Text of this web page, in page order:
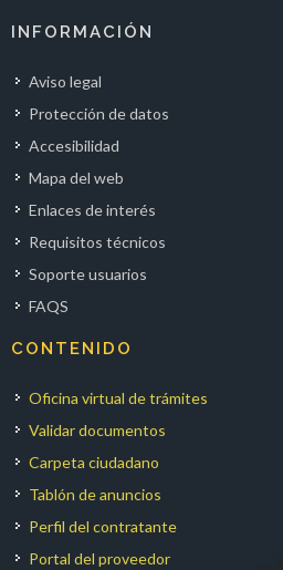
INFORMACIÓN
Aviso legal
Protección de datos
Accesibilidad
Mapa del web
Enlaces de interés
Requisitos técnicos
Soporte usuarios
FAQS
CONTENIDO
Oficina virtual de trámites
Validar documentos
Carpeta ciudadano
Tablón de anuncios
Perfil del contratante
Portal del proveedor